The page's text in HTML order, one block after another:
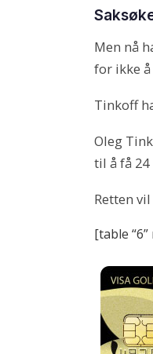
Men nå
for ikke
Tinkoff
Oleg
til å få
Retten
[table